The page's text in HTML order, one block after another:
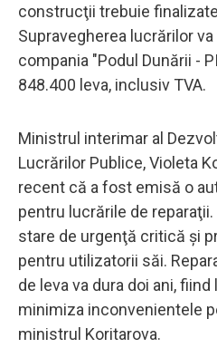
construcţii trebuie
Supravegherea lucrărilor
compania "Podul Dunării -
848.400 leva, inclusiv TVA.
Ministrul interimar al
Lucrărilor Publice, Violeta
recent că a fost emisă o
pentru lucrările de
stare de urgenţă critică şi
pentru utilizatorii săi.
de leva va dura doi ani,
minimiza inconvenientele
ministrul Koritarova.